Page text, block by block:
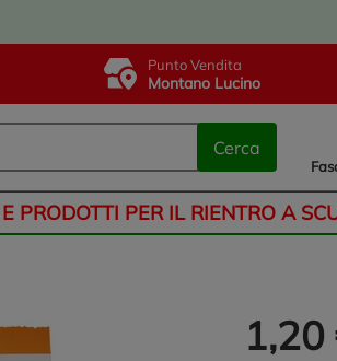
Punto Vendita
Montano Lucino
Cerca
PRODOTTI PER IL RIENTRO A
1,20